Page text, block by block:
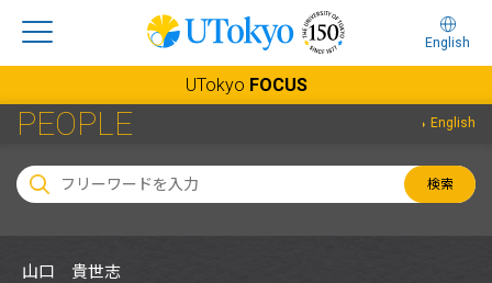
English
UTokyo FOCUS
PEOPLE English
検索
山口 貴世志